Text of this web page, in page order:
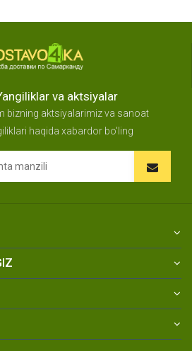
va aktsiyalar
bizning aktsiyalarimiz va sanoat
haqida xabardor bo'ling